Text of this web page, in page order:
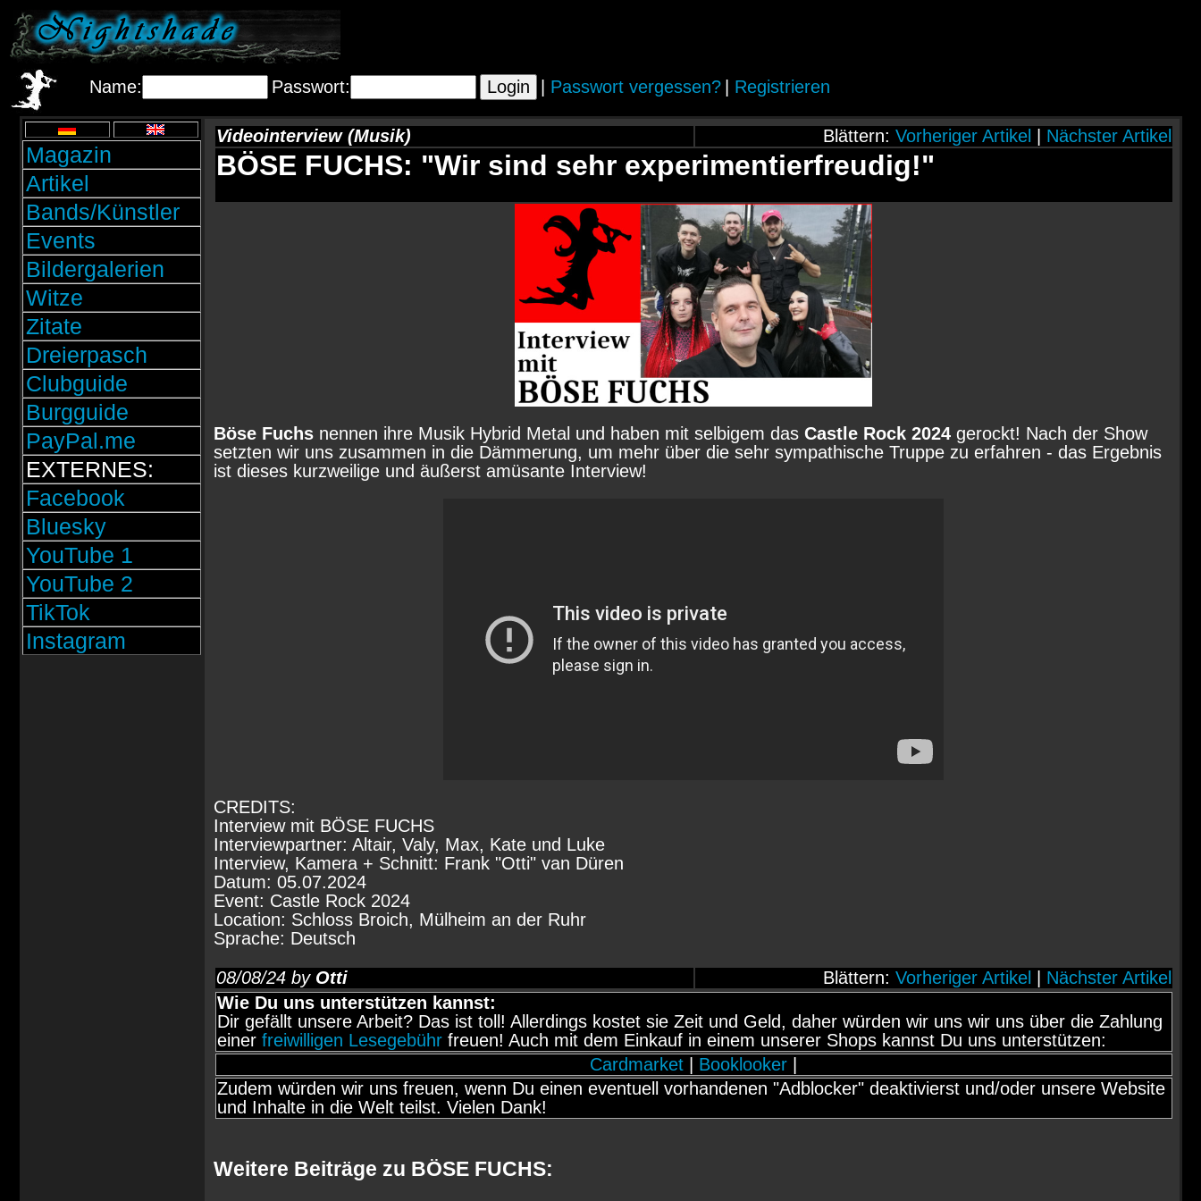
Name: Passwort: Passwort vergessen? Registrieren
Magazin
Artikel
Bands/Künstler
Events
Bildergalerien
Witze
Zitate
Dreierpasch
Clubguide
Burgguide
PayPal.me
EXTERNES:
Facebook
Bluesky
YouTube 1
YouTube 2
TikTok
Instagram
Videointerview (Musik) Blättern: Vorheriger Artikel Nächster Artikel
BÖSE FUCHS: "Wir sind sehr experimentierfreudig!"
Böse Fuchsnennen ihre Musik Hybrid Metal und haben mit selbigem das Castle Rock 2024gerockt! Nach der Show
setzten wir uns zusammen in die Dämmerung, um mehr über die sehr sympathische Truppe zu erfahren - das Ergebnis
ist dieses kurzweilige und äußerst amüsante Interview!
CREDITS:
Interview mit BÖSE FUCHS
Interviewpartner: Altair, Valy, Max, Kate und Luke
Interview, Kamera + Schnitt: Frank "Otti" van Düren
Datum: 05.07.2024
Event: Castle Rock 2024
Location: Schloss Broich, Mülheim an der Ruhr
Sprache: Deutsch
08/08/24 by Otti Blättern: Vorheriger Artikel | Nächster Artikel
Wie Du uns unterstützen kannst:
Dir gefällt unsere Arbeit? Das ist toll! Allerdings kostet sie Zeit und Geld, daher würden wir uns wir uns über die Zahlung
einer freiwilligen Lesegebührfreuen! Auch mit dem Einkauf in einem unserer Shops kannst Du uns unterstützen:
Cardmarket | Booklooker |
Zudem würden wir uns freuen, wenn Du einen eventuell vorhandenen "Adblocker" deaktivierst und/oder unsere Website
und Inhalte in die Welt teilst. Vielen Dank!
Weitere Beiträge zu BÖSE FUCHS: